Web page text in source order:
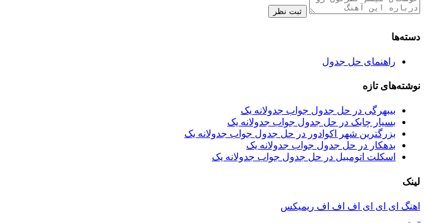
ثبت نظر
دسته‌ها
راهنمای حل جدول
نوشته‌های تازه
بیبهرگی در حل جدول جواب جدولانه یک
بسیار چابک در حل جدول جواب جدولانه یک
بزرگترین شهر اکوادور در حل جدول جواب جدولانه یک
بدهکار در حل جدول جواب جدولانه یک
اسکلت اتومبیل در حل جدول جواب جدولانه یک
لینک
اهنگ ای ای ای اف اف اف ریمیکس